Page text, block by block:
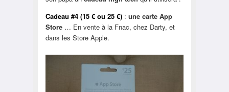
Cadeau #4 (15 € ou 25 €): une carte App
Store … En vente à la Fnac, chez Darty, et
dans les Store Apple.